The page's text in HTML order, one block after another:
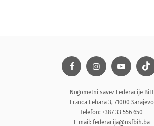
Nogometni savez Federacije BiH
Franca Lehara 3, 71000 Sarajevo
Telefon: +387 33 556 650
E-mail: federacija@nsfbih.ba